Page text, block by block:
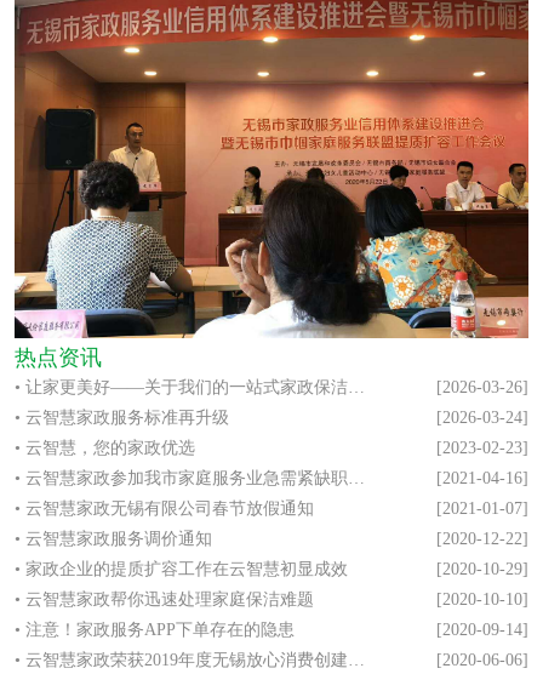
热点资讯
• 让家更美好——关于我们的一站式家政保洁服务
[2026-03-26]
• 云智慧家政服务标准再升级
[2026-03-24]
• 云智慧，您的家政优选
[2023-02-23]
• 云智慧家政参加我市家庭服务业急需紧缺职业技能培训调研座谈会
[2021-04-16]
• 云智慧家政无锡有限公司春节放假通知
[2021-01-07]
• 云智慧家政服务调价通知
[2020-12-22]
• 家政企业的提质扩容工作在云智慧初显成效
[2020-10-29]
• 云智慧家政帮你迅速处理家庭保洁难题
[2020-10-10]
• 注意！家政服务APP下单存在的隐患
[2020-09-14]
• 云智慧家政荣获2019年度无锡放心消费创建先进企业
[2020-06-06]